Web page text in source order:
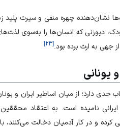
نشان‌دهنده چهره منفی و سیرت پلید
اودک، دیوزنی که انسان‌ها را به‌سوی
جهی به ارث برده بود.[۲۳]
یونانی
دارد؛ از میان اساطیر ایران و
ایرانی نامیده است. به اعتقاد
کرده و در کار آدمیان دخالت می‌کنند،